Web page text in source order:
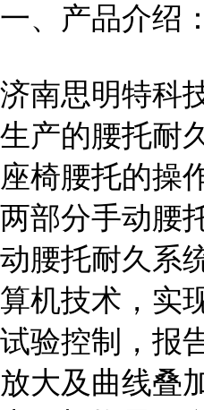
一、产品介绍：
济南思明特科
生产的腰托耐
座椅腰托的操
两部分手动腰
动腰托耐久系
算机技术，实
试验控制，报
放大及曲线叠